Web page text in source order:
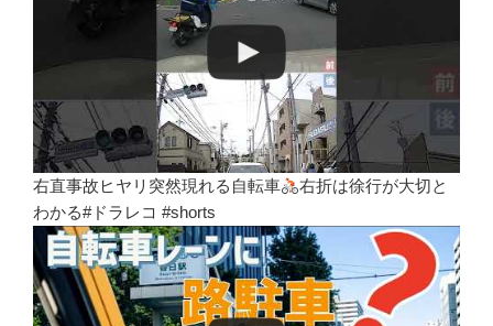
右直事故ヒヤリ突然現れる自転車
右折は徐行が大切と
わかる#ドラレコ #shorts